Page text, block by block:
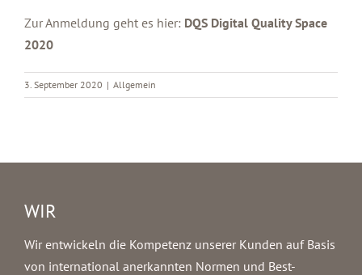
Zur Anmeldung geht es hier: DQS Digital Quality Space
2020
3. September 2020 | Allgemein
WIR
Wir entwickeln die Kompetenz unserer Kunden auf Basis
von international anerkannten Normen und Best-